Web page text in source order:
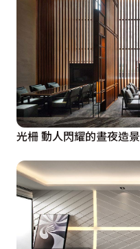
光柵 動人閃耀的晝夜造景